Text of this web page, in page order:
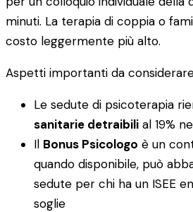
minuti. La terapia di coppia o
costo leggermente più alto.
Aspetti importanti da
Le sedute di psicoterapia
sanitarie detraibili al 19%
Il Bonus Psicologo è un
quando disponibile, può
sedute per chi ha un ISEE
soglie